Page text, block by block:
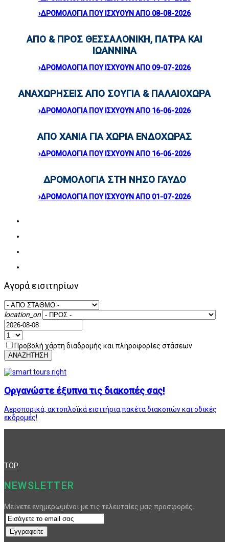
›ΔΡΟΜΟΛΟΓΙΑ ΠΟΥ ΙΣΧΥΟΥΝ ΑΠΟ 08-08-2026
ΑΠΟ & ΠΡΟΣ ΘΕΣΣΑΛΟΝΙΚΗ, ΠΑΤΡΑ ΚΑΙ
ΙΩΑΝΝΙΝΑ
›ΔΡΟΜΟΛΟΓΙΑ ΠΟΥ ΙΣΧΥΟΥΝ ΑΠΟ 09-07-2026
ΑΝΑΧΩΡΗΣΕΙΣ ΑΠΟ ΣΟΥΓΙΑ & ΠΑΛΑΙΟΧΩΡΑ
›ΔΡΟΜΟΛΟΓΙΑ ΠΟΥ ΙΣΧΥΟΥΝ ΑΠΟ 16-06-2026
ΑΠΟ ΧΑΝΙΑ ΓΙΑ ΧΩΡΙΑ ΕΝΔΟΧΩΡΑΣ
›ΔΡΟΜΟΛΟΓΙΑ ΠΟΥ ΙΣΧΥΟΥΝ ΑΠΟ 16-06-2026
ΔΡΟΜΟΛΟΓΙΑ ΣΤΗ ΝΗΣΟ ΓΑΥΔΟ
›ΔΡΟΜΟΛΟΓΙΑ ΠΟΥ ΙΣΧΥΟΥΝ ΑΠΟ 01 -07-2026
Αγορά εισιτηρίων
location_on
Προβολή χάρτη διαδρομής και πληροφορίες στάσεων
ΑΝΑΖΗΤΗΣΗ
Οργανώστε έξυπνα τις διακοπές σας!
Αεροπορικά, ακτοπλοϊκά εισιτήρια,πακέτα διακοπών και οδικές
εκδρομές!
TOP
NEWSLETTER
Μείνετε ενημερωμένοι με τις τελευταίες μας προσφορές.